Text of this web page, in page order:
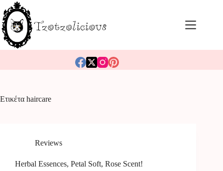
Μετάβαση
στο
περιεχόμενο
Ετικέτα haircare
Reviews
Herbal Essences, Petal Soft, Rose Scent!